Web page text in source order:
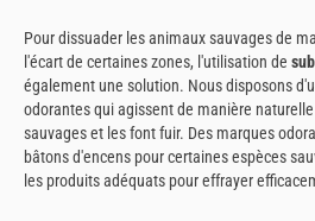
Pour dissuader les animaux sauvages de
l'écart de certaines zones, l'utilisation de
également une solution. Nous disposons
odorantes qui agissent de manière
sauvages et les font fuir. Des marques
bâtons d'encens pour certaines espèces
les produits adéquats pour effrayer